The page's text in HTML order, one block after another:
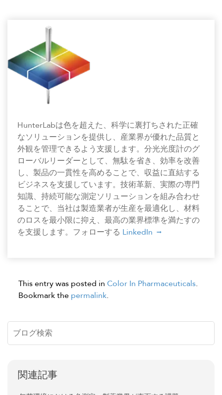
HunterLabは色を超えた、科学に裏打ちされた正確
なソリューションを提供し、産業界が優れた品質と
外観を管理できるよう支援します。分光光度計のグ
ローバルリーダーとして、無駄を省き、効率を改善
し、製品の一貫性を高めることで、収益に直結する
ビジネスを支援しています。技術革新、実際の専門
知識、持続可能な測定ソリューションを組み合わせ
ることで、当社は製造業者が生産を最適化し、材料
のロスを最小限に抑え、最高の業界標準を満たすの
を支援します。フォローする LinkedIn
This entry was posted in Color In Pharmaceuticals.
Bookmark the permalink.
関連記事